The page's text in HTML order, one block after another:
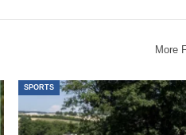
More
SPORTS